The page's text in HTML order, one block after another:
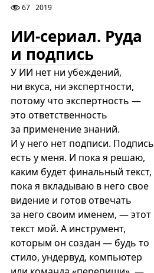
67 2019
ИИ-сериал. Руда
и подпись
У ИИ нет ни убеждений,
ни вкуса, ни экспертности,
потому что экспертность —
это ответственность
за применение знаний.
И у него нет подписи. Подпись
есть у меня. И пока я решаю,
каким будет финальный текст,
пока я вкладываю в него свое
видение и готов отвечать
за него своим именем, — этот
текст мой. А инструмент,
которым он создан — будь то
стило, ундервуд, компьютер